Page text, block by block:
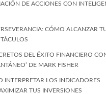
DE ACCIONES CON
CÓMO ALCANZAR
DEL ÉXITO FINANCIERO CON
DE MARK FISHER
INTERPRETAR LOS INDICADORES
TUS INVERSIONES